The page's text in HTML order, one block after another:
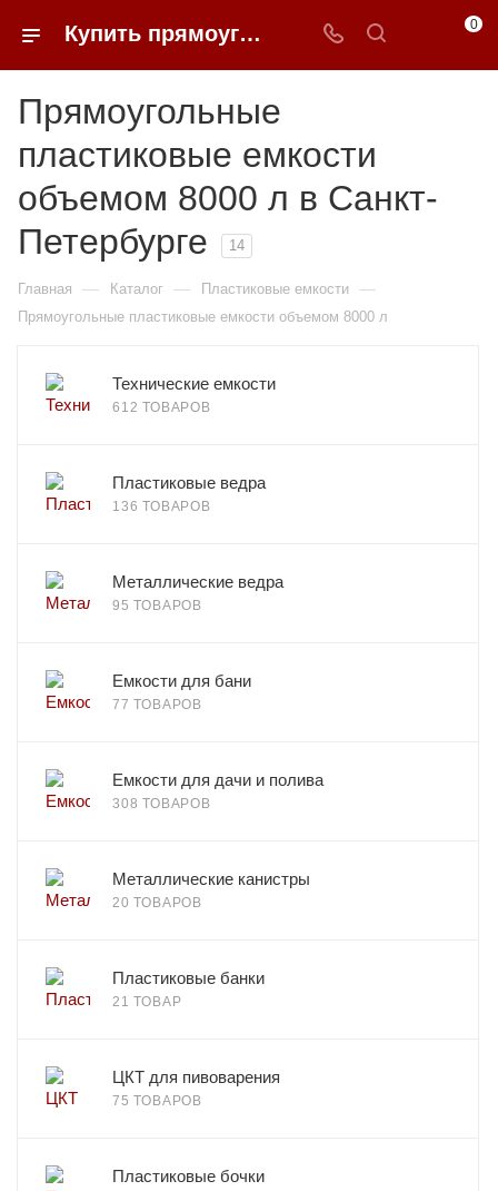
Купить прямоугольные пластиковые емкости объемом 8000 л в Санкт-Петербурге | 0FFER 0
Прямоугольные
пластиковые емкости
объемом 8000 л в Санкт-
Петербурге
14
Главная — Каталог — Пластиковые емкости —
Прямоугольные пластиковые емкости объемом 8000 л
Технические емкости
612 ТОВАРОВ
Пластиковые ведра
136 ТОВАРОВ
Металлические ведра
95 ТОВАРОВ
Емкости для бани
77 ТОВАРОВ
Емкости для дачи и полива
308 ТОВАРОВ
Металлические канистры
20 ТОВАРОВ
Пластиковые банки
21 ТОВАР
ЦКТ для пивоварения
75 ТОВАРОВ
Пластиковые бочки